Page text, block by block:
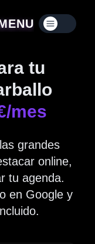
contraído
tu
mes
grandes
online,
tu agenda.
en Google y